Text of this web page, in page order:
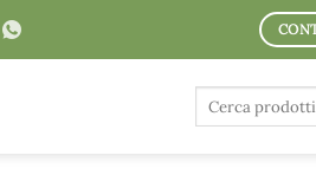
Cerca: